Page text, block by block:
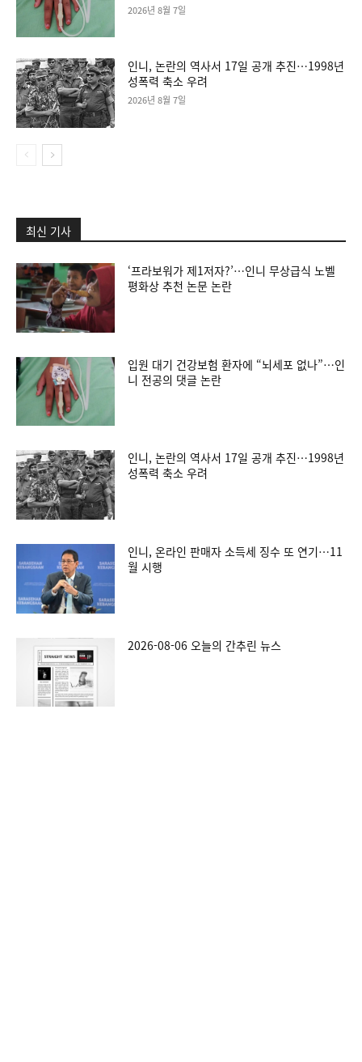
2026년 8월 7일
인니, 논란의 역사서 17일 공개 추진…1998년
성폭력 축소 우려
2026년 8월 7일
최신 기사
‘프라보워가 제1저자?’…인니 무상급식 노벨
평화상 추천 논문 논란
입원 대기 건강보험 환자에 “뇌세포 없나”…인
니 전공의 댓글 논란
인니, 논란의 역사서 17일 공개 추진…1998년
성폭력 축소 우려
인니, 온라인 판매자 소득세 징수 또 연기…11
월 시행
2026-08-06 오늘의 간추린 뉴스